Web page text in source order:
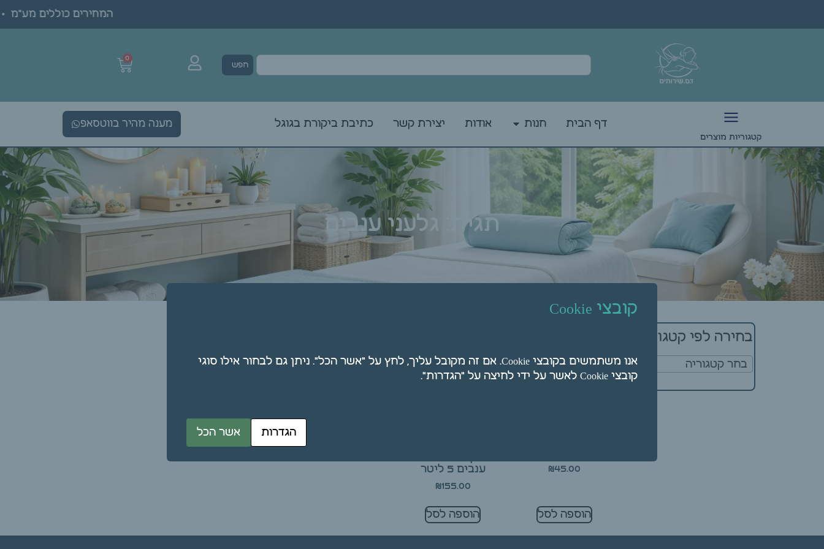
המחירים כוללים מע"מ •
חפש
0
מענה מהיר בווטסאפ
קטגוריות מוצרים
דף הבית חנות אודות יצירת קשר כתיבת ביקורת בגוגל
תגית: גלעני ענבים
בחירה לפי קטגוריה
בחר קטגוריה
₪45.00
הוספה לסל
ענבים 5 ליטר
₪155.00
הוספה לסל
קובצי Cookie
אנו משתמשים בקובצי Cookie. אם זה מקובל עליך, לחץ על "אשר הכל". ניתן גם לבחור אילו סוגי
קובצי Cookie לאשר על ידי לחיצה על "הגדרות".
הגדרות אשר הכל